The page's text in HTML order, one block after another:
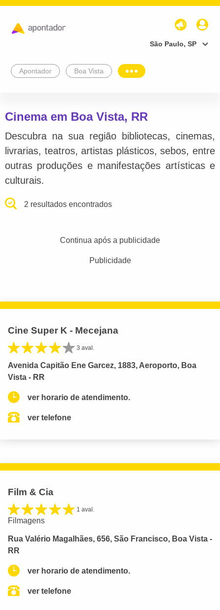
São Paulo, SP
Apontador Boa Vista
Cinema em Boa Vista, RR
Descubra na sua região bibliotecas, cinemas,
livrarias, teatros, artistas plásticos, sebos, entre
outras produções e manifestações artísticas e
culturais.
2 resultados encontrados
Continua após a publicidade
Publicidade
Cine Super K - Mecejana
3 aval.
Avenida Capitão Ene Garcez, 1883, Aeroporto, Boa
Vista - RR
ver horario de atendimento.
ver telefone
Film & Cia
1 aval.
Filmagens
Rua Valério Magalhães, 656, São Francisco, Boa Vista -
RR
ver horario de atendimento.
ver telefone